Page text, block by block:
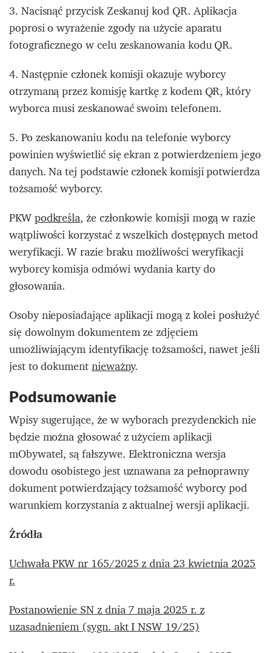
3. Nacisnąć przycisk Zeskanuj kod QR. Aplikacja
poprosi o wyrażenie zgody na użycie aparatu
fotograficznego w celu zeskanowania kodu QR.
4. Następnie członek komisji okazuje wyborcy
otrzymaną przez komisję kartkę z kodem QR, który
wyborca musi zeskanować swoim telefonem.
5. Po zeskanowaniu kodu na telefonie wyborcy
powinien wyświetlić się ekran z potwierdzeniem jego
danych. Na tej podstawie członek komisji potwierdza
tożsamość wyborcy.
PKWpodkreśla, że członkowie komisji mogą w razie
wątpliwości korzystać z wszelkich dostępnych metod
weryfikacji. W razie braku możliwości weryfikacji
wyborcy komisja odmówi wydania karty do
głosowania.
Osoby nieposiadające aplikacji mogą z kolei posłużyć
się dowolnym dokumentem ze zdjęciem
umożliwiającym identyfikację tożsamości, nawet jeśli
jest to dokumentnieważny.
Podsumowanie
Wpisy sugerujące, że w wyborach prezydenckich nie
będzie można głosować z użyciem aplikacji
mObywatel, są fałszywe.Elektroniczna wersja
dowodu osobistego jest uznawana za pełnoprawny
dokument potwierdzający tożsamość wyborcy pod
warunkiem korzystania z aktualnej wersji aplikacji.
Źródła
Uchwała PKW nr 165/2025 z dnia 23 kwietnia 2025
r.
Postanowienie SN z dnia 7 maja 2025 r. z
uzasadnieniem (sygn. akt I NSW 19/25)